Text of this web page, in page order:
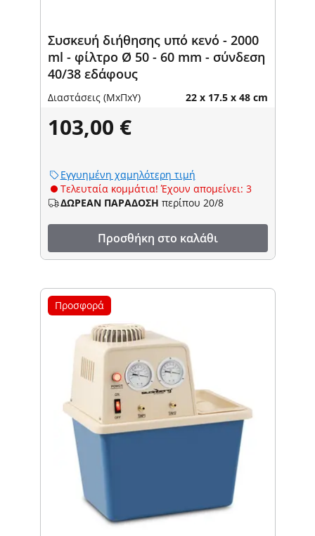
Συσκευή διήθησης υπό κενό - 2000
ml - φίλτρο Ø 50 - 60 mm - σύνδεση
40/38 εδάφους
Διαστάσεις (ΜxΠxΥ) 22 x 17.5 x 48 cm
103,00 €
Εγγυημένη χαμηλότερη τιμή
Τελευταία κομμάτια! Έχουν απομείνει: 3
ΔΩΡΕΑΝ ΠΑΡΑΔΟΣΗ περίπου 20/8
Προσθήκη στο καλάθι
Προσφορά